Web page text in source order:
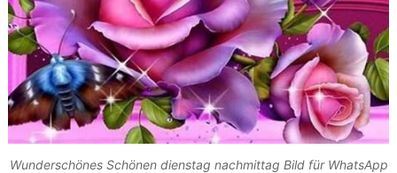
Wunderschönes Schönen dienstag nachmittag Bild für WhatsApp